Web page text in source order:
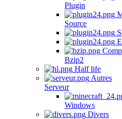
Plugin
Source
Bzip2
Half life
Autres
Serveur
Windows
Divers